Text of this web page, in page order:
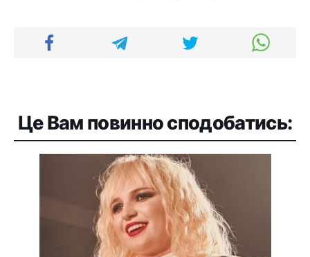
Це Вам повинно сподобатись: